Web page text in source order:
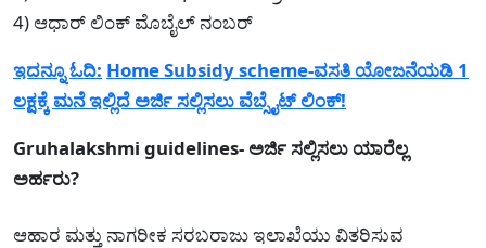
4) ಆಧಾರ್ ಲಿಂಕ್ ಮೊಬೈಲ್ ನಂಬರ್
ಇದನ್ನೂ ಓದಿ: Home Subsidy scheme-ವಸತಿ ಯೋಜನೆಯಡಿ 1
ಲಕ್ಷಕ್ಕೆ ಮನೆ ಇಲ್ಲಿದೆ ಅರ್ಜಿ ಸಲ್ಲಿಸಲು ವೆಬ್ಸೈಟ್ ಲಿಂಕ್!
Gruhalakshmi guidelines- ಅರ್ಜಿ ಸಲ್ಲಿಸಲು ಯಾರೆಲ್ಲ
ಅರ್ಹರು?
ಆಹಾರ ಮತ್ತು ನಾಗರೀಕ ಸರಬರಾಜು ಇಲಾಖೆಯು ವಿತರಿಸುವ